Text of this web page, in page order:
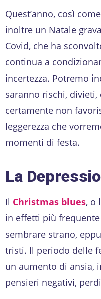
Quest’anno, così
inoltre un Natale
Covid, che ha
continua a
incertezza. Potremo
saranno rischi, divieti,
certamente non
leggerezza che
momenti di festa.
La
Il Christmas blues, o
in effetti più
sembrare strano,
tristi. Il periodo delle
un aumento di ansia,
pensieri negativi,